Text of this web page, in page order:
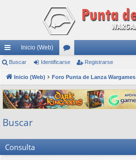
nl
ac
es
rá
pi
do
Inicio (Web)
or
os
Buscar Identificarse Registrarse
Inicio (Web) Foro Punta de Lanza Wargames
Buscar
Consulta